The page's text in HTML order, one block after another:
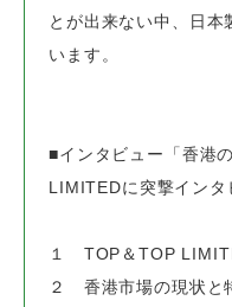
とが出来ない中、日本
います。
■インタビュー「香港
LIMITEDに突撃インタ
１ TOP＆TOP
２ 香港市場の現状と